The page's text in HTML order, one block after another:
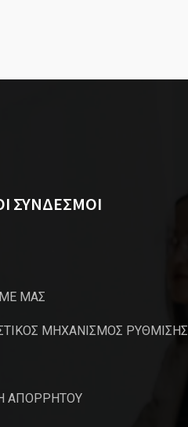
ΣΥΝΔΕΣΜΟΙ
ΜΑΣ
ΜΗΧΑΝΙΣΜΟΣ ΡΥΘΜΙΣΗΣ
ΑΠΟΡΡΗΤΟΥ